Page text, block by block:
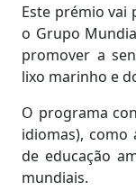
Este prémio
o Grupo
promover a
lixo marinho e
O programa
idiomas), como
de educação
mundiais.